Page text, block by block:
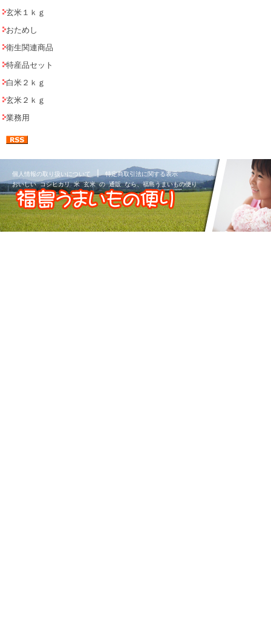
玄米１ｋｇ
おためし
衛生関連商品
特産品セット
白米２ｋｇ
玄米２ｋｇ
業務用
個人情報の取り扱いについて |特定商取引法に関する表示
おいしい コシヒカリ 米 玄米 の 通販 なら、福島うまいもの便り